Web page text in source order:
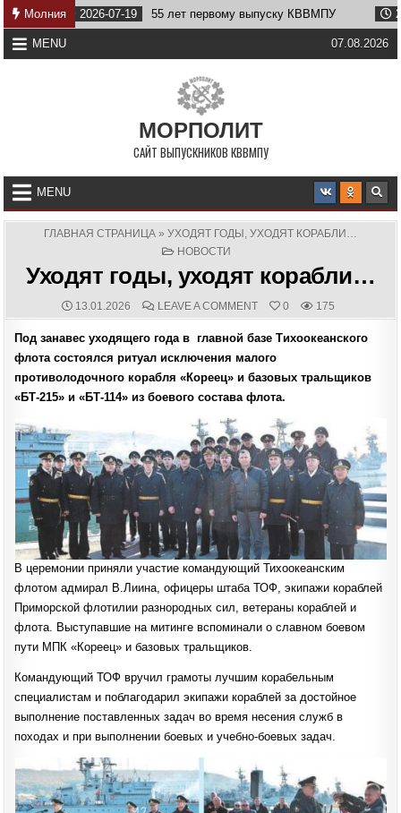
Skip
to
content
Молния
2026-07-19 55 лет первому выпуску КВВМПУ 2026-
MENU 07.08.2026
МОРПОЛИТ
САЙТ ВЫПУСКНИКОВ КВВМПУ
MENU
ГЛАВНАЯ СТРАНИЦА » УХОДЯТ ГОДЫ, УХОДЯТ КОРАБЛИ…
POSTED
НОВОСТИ
Уходят годы, уходят корабли…
PUBLISHED
DATE:
13.01.2026 COMMENTS:
LEAVE A COMMENTON
УХОДЯТ
УХОДЯТ
0 175
Под занавес уходящего года в главной базе Тихоокеанского
флота состоялся ритуал исключения малого
противолодочного корабля «Кореец» и базовых тральщиков
«БТ-215» и «БТ-114» из боевого состава флота.
В церемонии приняли участие командующий Тихоокеанским
флотом адмирал В.Лиина, офицеры штаба ТОФ, экипажи кораблей
Приморской флотилии разнородных сил, ветераны кораблей и
флота. Выступавшие на митинге вспоминали о славном боевом
пути МПК «Кореец» и базовых тральщиков.
Командующий ТОФ вручил грамоты лучшим корабельным
специалистам и поблагодарил экипажи кораблей за достойное
выполнение поставленных задач во время несения служб в
походах и при выполнении боевых и учебно-боевых задач.